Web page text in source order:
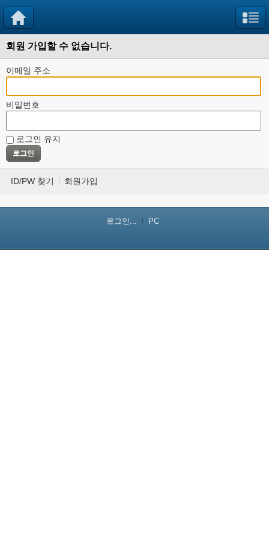
회원 가입할 수 없습니다.
이메일 주소
비밀번호
로그인 유지
ID/PW 찾기 회원가입
로그인... PC